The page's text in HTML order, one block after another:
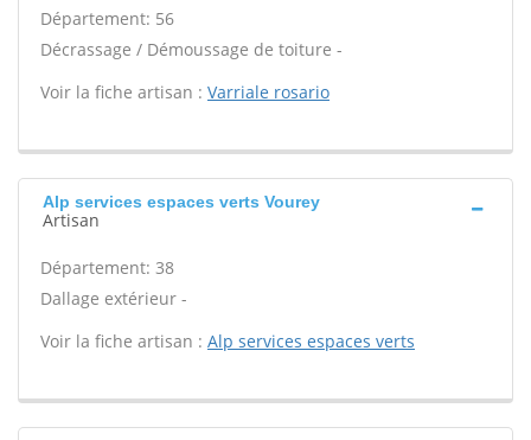
Département: 56
Décrassage / Démoussage de toiture -
Voir la fiche artisan : Varriale rosario
Alp services espaces verts Vourey
Artisan
Département: 38
Dallage extérieur -
Voir la fiche artisan : Alp services espaces verts